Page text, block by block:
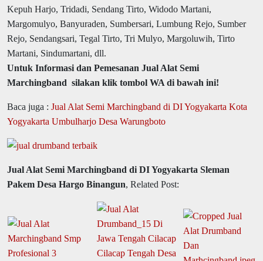
Kepuh Harjo, Tridadi, Sendang Tirto, Widodo Martani,
Margomulyo, Banyuraden, Sumbersari, Lumbung Rejo, Sumber
Rejo, Sendangsari, Tegal Tirto, Tri Mulyo, Margoluwih, Tirto
Martani, Sindumartani, dll.
Untuk Informasi dan Pemesanan Jual Alat Semi
Marchingband silakan klik tombol WA di bawah ini!
Baca juga : Jual Alat Semi Marchingband di DI Yogyakarta Kota
Yogyakarta Umbulharjo Desa Warungboto
Jual Alat Semi Marchingband di DI Yogyakarta Sleman
Pakem Desa Hargo Binangun, Related Post: